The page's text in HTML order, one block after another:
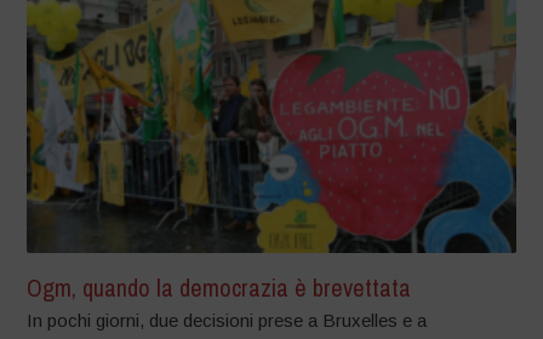
Ogm, quando la democrazia è brevettata
In pochi giorni, due decisioni prese a Bruxelles e a